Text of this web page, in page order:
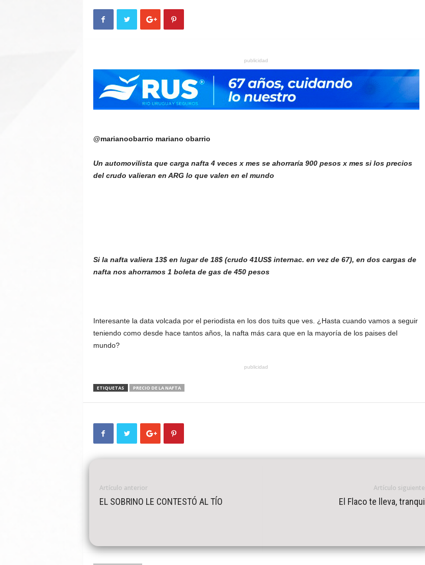
publicidad
@marianoobarrio mariano obarrio
Un automovilista que carga nafta 4 veces x mes se ahorraría 900 pesos x mes si los precios
del crudo valieran en ARG lo que valen en el mundo
Si la nafta valiera 13$ en lugar de 18$ (crudo 41US$ internac. en vez de 67), en dos cargas de
nafta nos ahorramos 1 boleta de gas de 450 pesos
Interesante la data volcada por el periodista en los dos tuits que ves. ¿Hasta cuando vamos a seguir
teniendo como desde hace tantos años, la nafta más cara que en la mayoría de los paises del
mundo?
publicidad
ETIQUETAS PRECIO DE LA NAFTA
Artículo anterior
EL SOBRINO LE CONTESTÓ AL TÍO
Artículo siguiente
El Flaco te lleva, tranqui